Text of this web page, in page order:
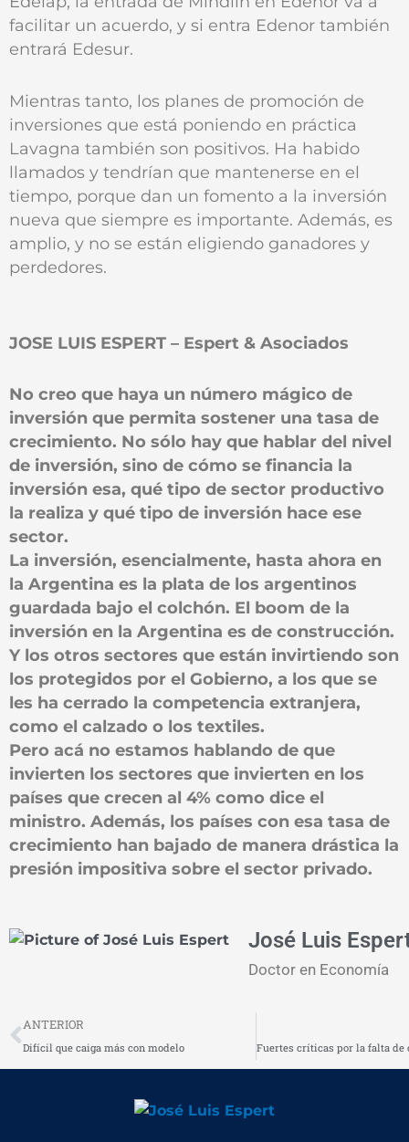
facilitar un acuerdo, y si entra Edenor también
entrará Edesur.
Mientras tanto, los planes de promoción de
inversiones que está poniendo en práctica
Lavagna también son positivos. Ha habido
llamados y tendrían que mantenerse en el
tiempo, porque dan un fomento a la inversión
nueva que siempre es importante. Además, es
amplio, y no se están eligiendo ganadores y
perdedores.
JOSE LUIS ESPERT – Espert & Asociados
No creo que haya un número mágico de
inversión que permita sostener una tasa de
crecimiento. No sólo hay que hablar del nivel
de inversión, sino de cómo se financia la
inversión esa, qué tipo de sector productivo
la realiza y qué tipo de inversión hace ese
sector.
La inversión, esencialmente, hasta ahora en
la Argentina es la plata de los argentinos
guardada bajo el colchón. El boom de la
inversión en la Argentina es de construcción.
Y los otros sectores que están invirtiendo son
los protegidos por el Gobierno, a los que se
les ha cerrado la competencia extranjera,
como el calzado o los textiles.
Pero acá no estamos hablando de que
invierten los sectores que invierten en los
países que crecen al 4% como dice el
ministro. Además, los países con esa tasa de
crecimiento han bajado de manera drástica la
presión impositiva sobre el sector privado.
José Luis
Doctor en Economía
Prev
ANTERIOR
Difícil que caiga más con modelo